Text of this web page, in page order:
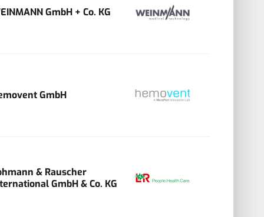
GmbH + Co. KG
GmbH
& Rauscher
GmbH & Co. KG